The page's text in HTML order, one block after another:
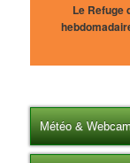
Le Refuge
Météo &